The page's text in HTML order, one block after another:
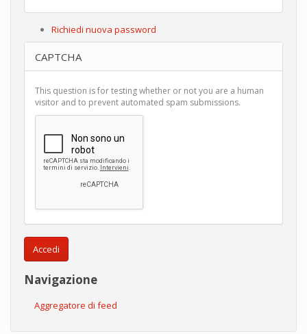
Richiedi nuova password
CAPTCHA
This question is for testing whether or not you are a human
visitor and to prevent automated spam submissions.
Accedi
Navigazione
Aggregatore di feed